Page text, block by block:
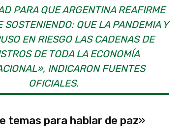
PARA QUE ARGENTINA REAFIRME
SOSTENIENDO: QUE LA PANDEMIA Y
EN RIESGO LAS CADENAS DE
DE TODA LA ECONOMÍA
INDICARON FUENTES
OFICIALES.
temas para hablar de paz»